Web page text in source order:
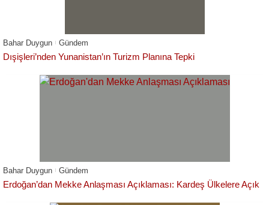
Bahar Duygun Gündem
Dışişleri’nden Yunanistan’ın Turizm Planına Tepki
Bahar Duygun Gündem
Erdoğan’dan Mekke Anlaşması Açıklaması: Kardeş Ülkelere Açık